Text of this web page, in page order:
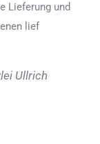
Lieferung und
lief
Ullrich